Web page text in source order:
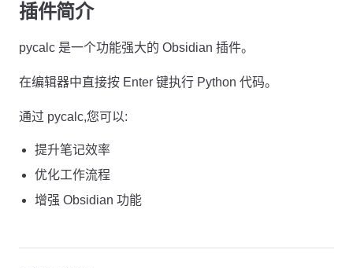
插件简介
pycalc 是一个功能强大的 Obsidian 插件。
在编辑器中直接按 Enter 键执行 Python 代码。
通过 pycalc,您可以:
提升笔记效率
优化工作流程
增强 Obsidian 功能